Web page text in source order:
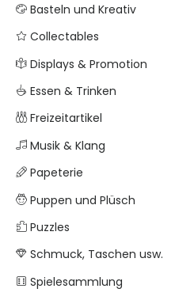
Basteln und Kreativ
Collectables
Displays & Promotion
Essen & Trinken
Freizeitartikel
Musik & Klang
Papeterie
Puppen und Plüsch
Puzzles
Schmuck, Taschen usw.
Spielesammlung